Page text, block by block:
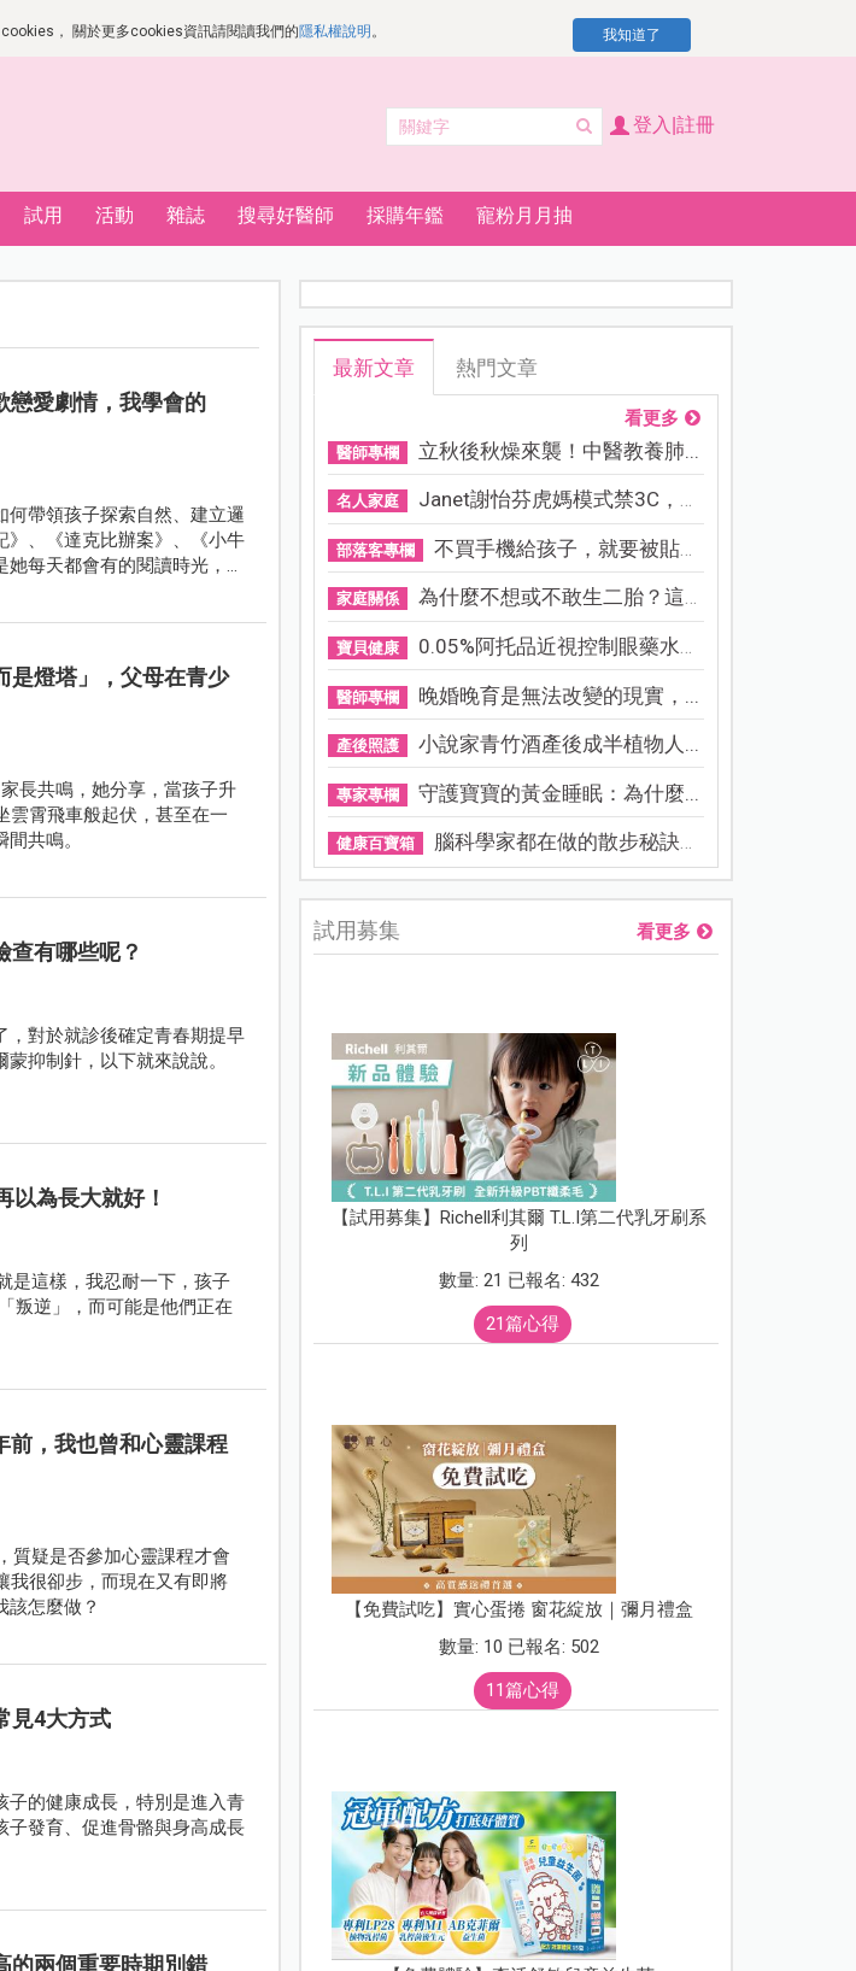
， 關於更多cookies資訊請閱讀我們的隱私權說明 。 我知道了
登入|註冊
試用 活動 雜誌 搜尋好醫師 採購年鑑 寵粉月月抽
戀愛劇情，我學會的
何帶領孩子探索自然、建立邏
》、《達克比辦案》、《小牛
每天都會有的閱讀時光，但
是燈塔」，父母在青少
長共鳴，她分享，當孩子升
雲霄飛車般起伏，甚至在一
共鳴。
查有哪些呢？
，對於就診後確定青春期提早
抑制針，以下就來說說。
以為長大就好！
是這樣，我忍耐一下，孩子
叛逆」，而可能是他們正在
前，我也曾和心靈課程
質疑是否參加心靈課程才會
我很卻步，而現在又有即將
該怎麼做？
見4大方式
子的健康成長，特別是進入青
子發育、促進骨骼與身高成長
的兩個重要時期別錯
最新文章 熱門文章
看更多
醫師專欄 立秋後秋燥來襲！中醫教養肺...
名人家庭 Janet謝怡芬虎媽模式禁3C，看...
部落客專欄 不買手機給孩子，就要被貼「...
家庭關係 為什麼不想或不敢生二胎？這8...
寶貝健康 0.05%阿托品近視控制眼藥水納...
醫師專欄 晚婚晚育是無法改變的現實，...
產後照護 小說家青竹酒產後成半植物人...
專家專欄 守護寶寶的黃金睡眠：為什麼...
健康百寶箱 腦科學家都在做的散步秘訣！...
試用募集 看更多
【試用募集】Richell利其爾 T.L.I第二代乳牙刷系
列
數量: 21 已報名: 432
21篇心得
【免費試吃】實心蛋捲 窗花綻放｜彌月禮盒
數量: 10 已報名: 502
11篇心得